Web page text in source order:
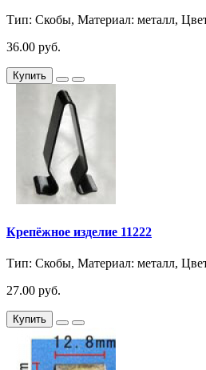
Тип: Скобы, Материал: металл,
36.00 руб.
Купить
Крепёжное изделие 11222
Тип: Скобы, Материал: металл,
27.00 руб.
Купить